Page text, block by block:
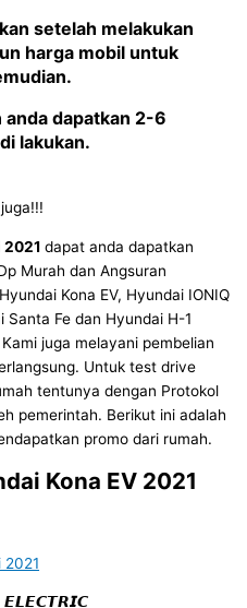
setelah melakukan
harga mobil untuk
anda dapatkan 2-6
lakukan.
2021dapat anda dapatkan
Murah dan Angsuran
Kona EV, Hyundai IONIQ
Santa Fe dan Hyundai H-1
juga melayani pembelian
Untuk test drive
tentunya dengan Protokol
pemerintah. Berikut ini adalah
promo dari rumah.
Kona EV 2021
𝙀𝙇𝙀𝘾𝙏𝙍𝙄𝘾